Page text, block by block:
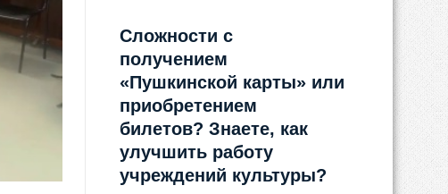
Сложности с
получением
«Пушкинской карты» или
приобретением
билетов? Знаете, как
улучшить работу
учреждений культуры?